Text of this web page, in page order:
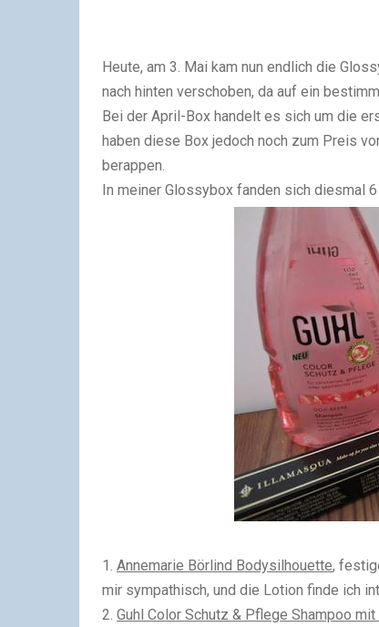
Heute, am 3. Mai kam nun endlich die
nach hinten verschoben, da auf ein
Bei der April-Box handelt es sich um die
haben diese Box jedoch noch zum Preis
berappen.
In meiner Glossybox fanden sich diesmal
1. Annemarie Börlind Bodysilhouette,
mir sympathisch, und die Lotion finde ich
2. Guhl Color Schutz & Pflege Shampoo mit